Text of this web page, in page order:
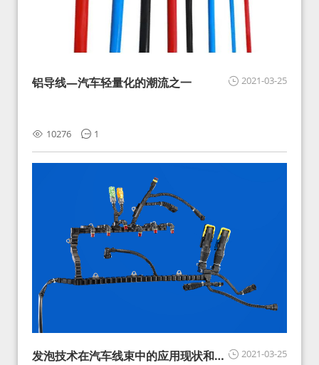
2021-03-25
铝导线—汽车轻量化的潮流之一
10276 1
2021-03-25
发泡技术在汽车线束中的应用现状和展